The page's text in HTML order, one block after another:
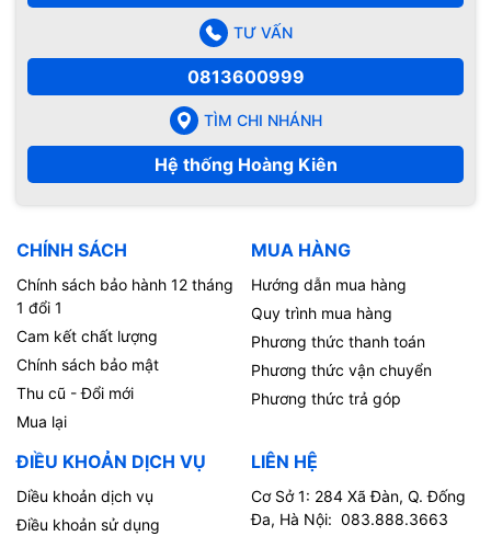
TƯ VẤN
0813600999
TÌM CHI NHÁNH
Hệ thống Hoàng Kiên
CHÍNH SÁCH
Chính sách bảo hành 12 tháng
1 đổi 1
Cam kết chất lượng
Chính sách bảo mật
Thu cũ - Đổi mới
Mua lại
MUA HÀNG
Hướng dẫn mua hàng
Quy trình mua hàng
Phương thức thanh toán
Phương thức vận chuyển
Phương thức trả góp
ĐIỀU KHOẢN DỊCH VỤ
Diều khoản dịch vụ
Điều khoản sử dụng
LIÊN HỆ
Cơ Sở 1: 284 Xã Đàn, Q. Đống
Đa, Hà Nội: 083.888.3663